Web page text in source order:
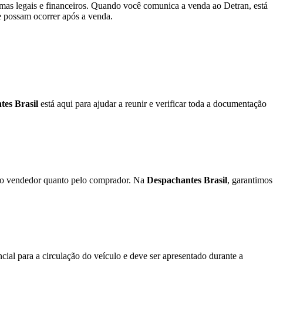
legais e financeiros. Quando você comunica a venda ao Detran, está
ocorrer após a venda.
Brasil está aqui para ajudar a reunir e verificar toda a documentação
vendedor quanto pelo comprador. Na Despachantes Brasil, garantimos
para a circulação do veículo e deve ser apresentado durante a